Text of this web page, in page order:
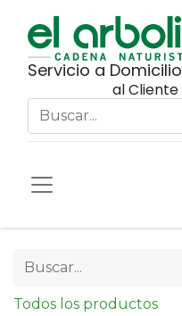
Servicio a Domicilio
al Cliente
Todos los productos